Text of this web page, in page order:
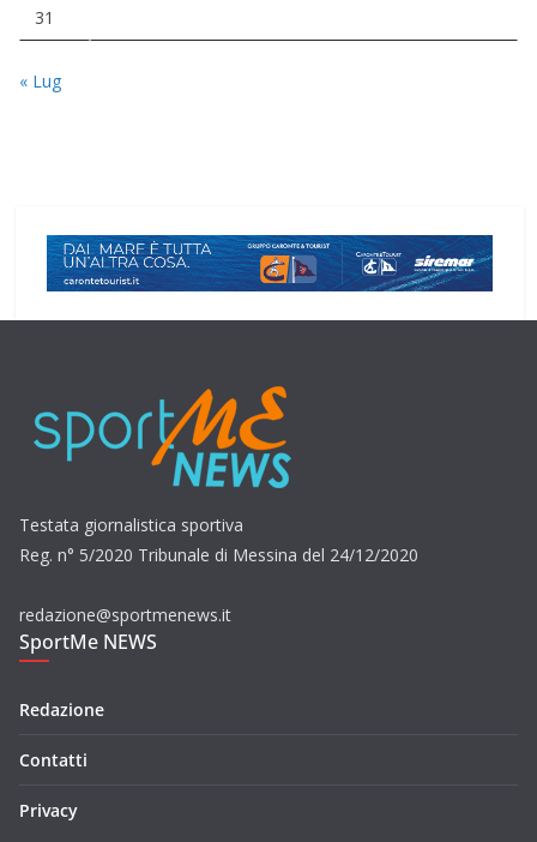
31
« Lug
Testata giornalistica sportiva
Reg. n° 5/2020 Tribunale di Messina del 24/12/2020
redazione@sportmenews.it
SportMe NEWS
Redazione
Contatti
Privacy